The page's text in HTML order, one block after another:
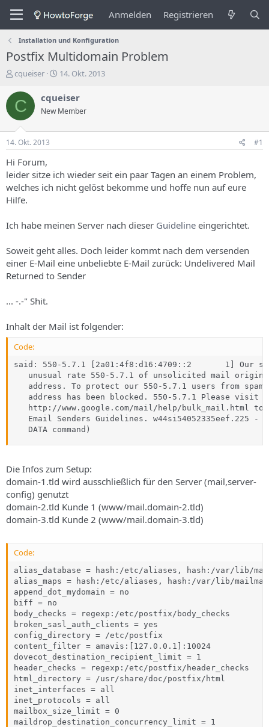
Anmelden Registrieren
Installation und Konfiguration
Postfix Multidomain Problem
E
s
t
e
e
r
d
e
s
T
e
s
cqueiser
E
s
e
g
s
d
u
14. Okt. 2013
C cqueiser
New Member
14. Okt. 2013 #1
Hi Forum,
leider sitze ich wieder seit ein paar Tagen an einem Problem,
welches ich nicht gelöst bekomme und hoffe nun auf eure
Hilfe.
Ich habe meinen Server nach dieser Guideline eingerichtet.
Soweit geht alles. Doch leider kommt nach dem versenden
einer E-Mail eine unbeliebte E-Mail zurück: Undelivered Mail
Returned to Sender
... -.-" Shit.
Inhalt der Mail ist folgender:
Code:
said: 550-5.7.1 [2a01:4f8:d16:4709::2       1] Our
unusual rate 550-5.7.1 of unsolicited mail
address. To protect our 550-5.7.1 users from
   address has been blocked. 550-5.7.1 Please visit
http://www.google.com/mail/help/bulk_mail.html to
Email Senders Guidelines. w44si54052335eef.225 -
   DATA command)
Die Infos zum Setup:
domain-1.tld wird ausschließlich für den Server (mail,server-
config) genutzt
domain-2.tld Kunde 1 (www/mail.domain-2.tld)
domain-3.tld Kunde 2 (www/mail.domain-3.tld)
Code:
alias_database = hash:/etc/aliases, hash:/var/lib/
alias_maps = hash:/etc/aliases, hash:/var/lib/
append_dot_mydomain = no
biff = no
body_checks = regexp:/etc/postfix/body_checks
broken_sasl_auth_clients = yes
config_directory = /etc/postfix
content_filter = amavis:[127.0.0.1]:10024
dovecot_destination_recipient_limit = 1
header_checks = regexp:/etc/postfix/header_checks
html_directory = /usr/share/doc/postfix/html
inet_interfaces = all
inet_protocols = all
mailbox_size_limit = 0
maildrop_destination_concurrency_limit = 1